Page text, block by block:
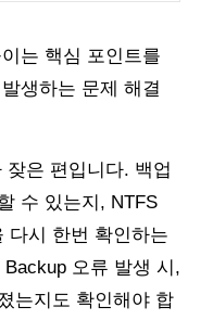
는 핵심 포인트를
생하는 문제 해결
은 편입니다. 백업
수 있는지, NTFS
다시 한번 확인하는
오류 발생 시,
는지도 확인해야 합